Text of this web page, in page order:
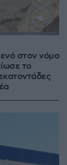
στον νόμο
το